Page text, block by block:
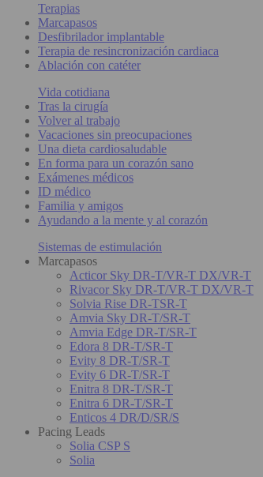
Terapias
Marcapasos
Desfibrilador implantable
Terapia de resincronización cardiaca
Ablación con catéter
Vida cotidiana
Tras la cirugía
Volver al trabajo
Vacaciones sin preocupaciones
Una dieta cardiosaludable
En forma para un corazón sano
Exámenes médicos
ID médico
Familia y amigos
Ayudando a la mente y al corazón
Sistemas de estimulación
Marcapasos
Acticor Sky DR-T/VR-T DX/VR-T
Rivacor Sky DR-T/VR-T DX/VR-T
Solvia Rise DR-TSR-T
Amvia Sky DR-T/SR-T
Amvia Edge DR-T/SR-T
Edora 8 DR-T/SR-T
Evity 8 DR-T/SR-T
Evity 6 DR-T/SR-T
Enitra 8 DR-T/SR-T
Enitra 6 DR-T/SR-T
Enticos 4 DR/D/SR/S
Pacing Leads
Solia CSP S
Solia